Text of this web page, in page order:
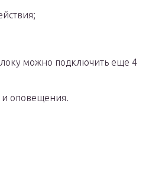
можно подключить еще 4
и оповещения.